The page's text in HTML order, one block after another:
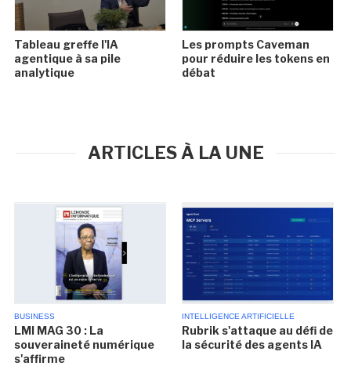
Tableau greffe l'IA
agentique à sa pile
analytique
Les prompts Caveman
pour réduire les tokens en
débat
ARTICLES À LA UNE
BUSINESS
LMI MAG 30 : La
souveraineté numérique
s'affirme
INTELLIGENCE ARTIFICIELLE
Rubrik s'attaque au défi de
la sécurité des agents IA